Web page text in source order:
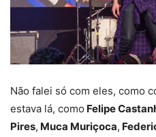
Não falei só com eles, como
estava lá, como Felipe
Pires, Muca Muriçoca,